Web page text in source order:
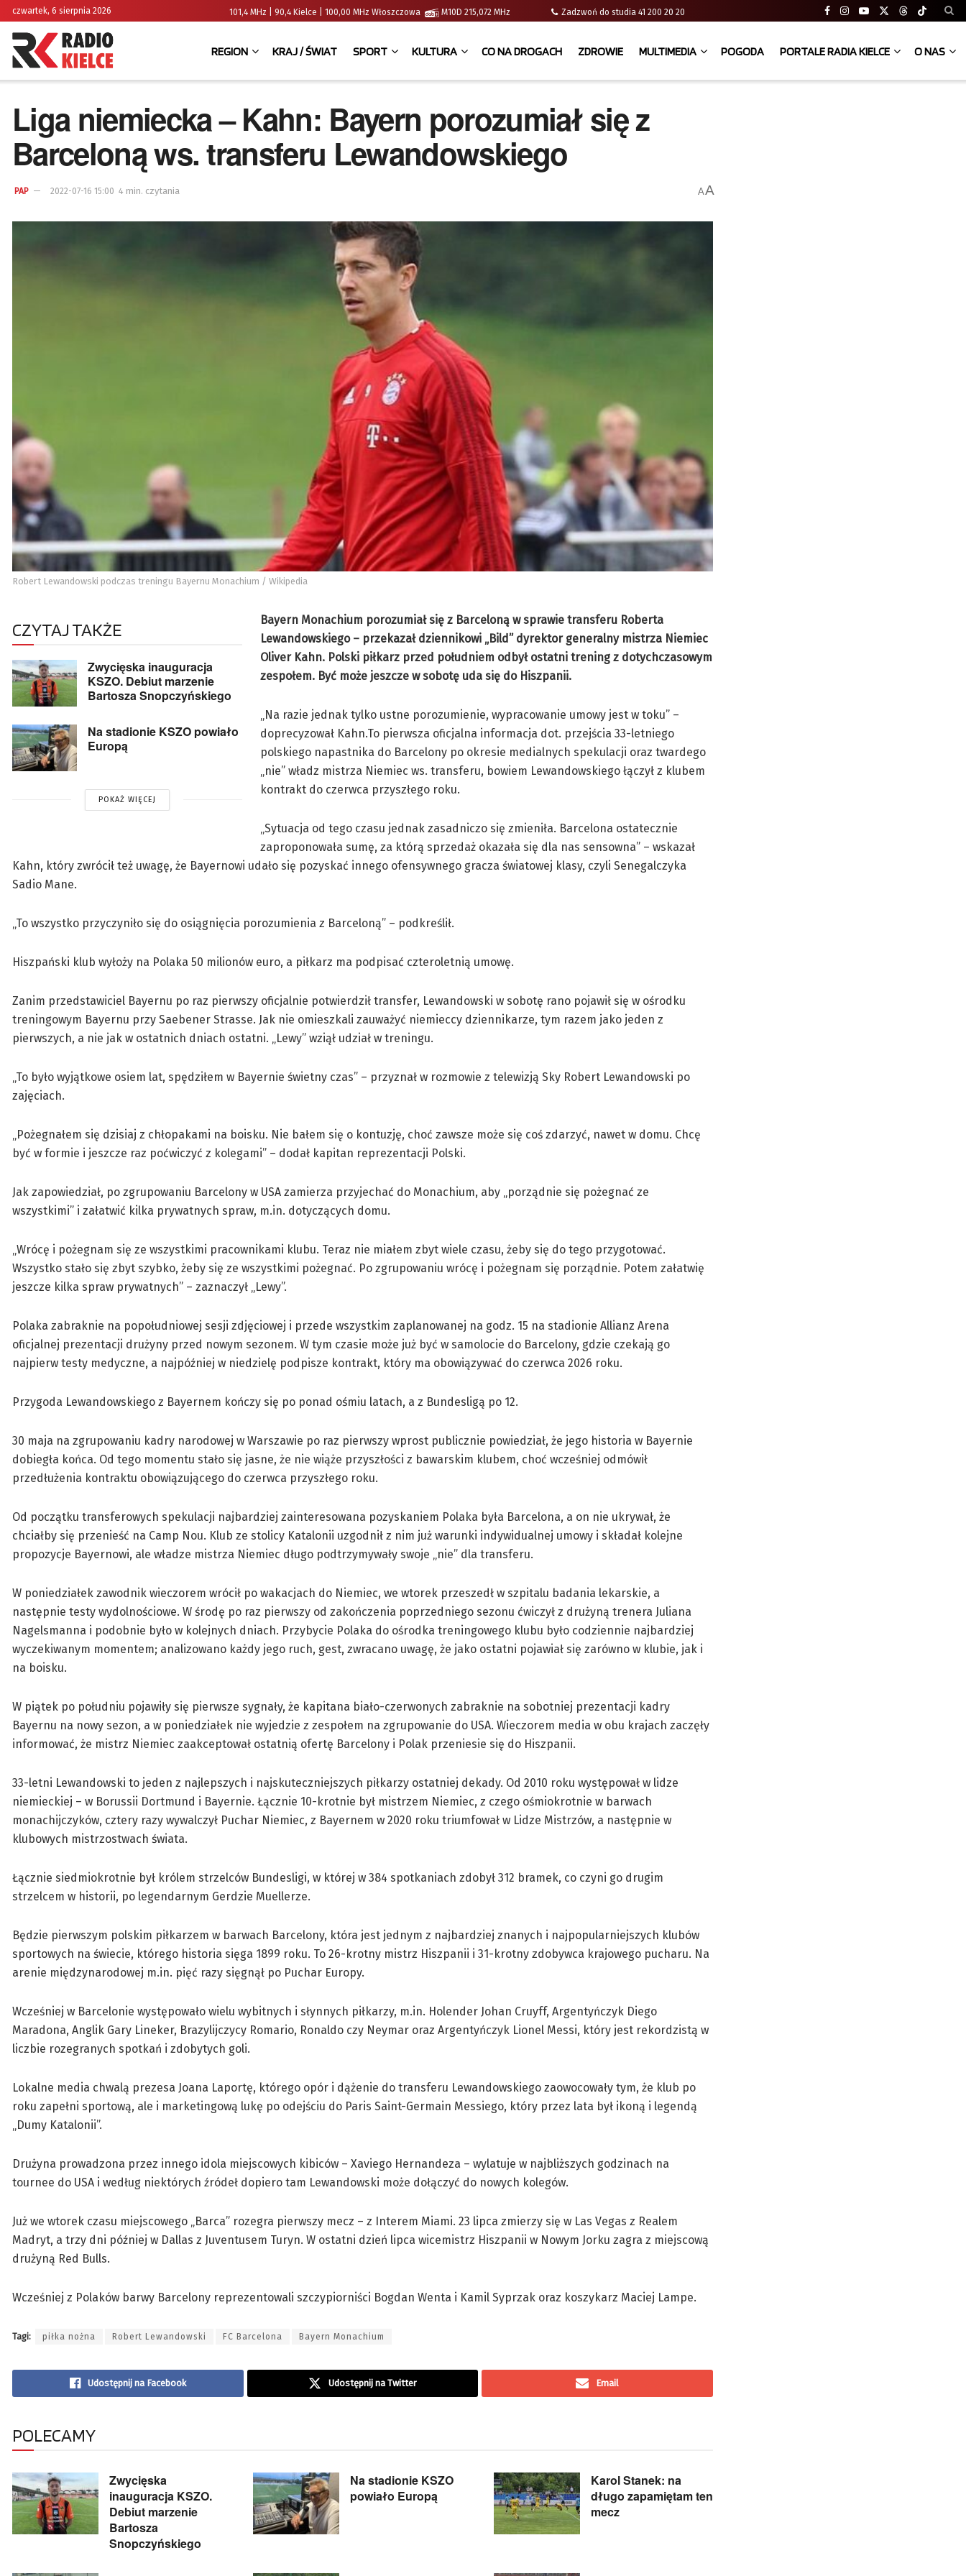
czwartek, 6 sierpnia 2026 101,4 MHz | 90,4 Kielce | 100,00 MHz Włoszczowa M10D 215,072 MHz Zadzwoń do studia 41 200 20 20
REGION KRAJ / ŚWIAT SPORT KULTURA CO NA DROGACH ZDROWIE MULTIMEDIA POGODA PORTALE RADIA KIELCE O NAS
Liga niemiecka – Kahn: Bayern porozumiał się z
Barceloną ws. transferu Lewandowskiego
PAP 2022-07-16 15:00 4 min. czytania AA
Robert Lewandowski podczas treningu Bayernu Monachium / Wikipedia
CZYTAJ TAKŻE
Zwycięska inauguracja
KSZO. Debiut marzenie
Bartosza Snopczyńskiego
Na stadionie KSZO powiało
Europą
POKAŻ WIĘCEJ
Bayern Monachium porozumiał się z Barceloną w sprawie transferu Roberta
Lewandowskiego – przekazał dziennikowi „Bild” dyrektor generalny mistrza Niemiec
Oliver Kahn. Polski piłkarz przed południem odbył ostatni trening z dotychczasowym
zespołem. Być może jeszcze w sobotę uda się do Hiszpanii.
„Na razie jednak tylko ustne porozumienie, wypracowanie umowy jest w toku” –
doprecyzował Kahn.To pierwsza oficjalna informacja dot. przejścia 33-letniego
polskiego napastnika do Barcelony po okresie medialnych spekulacji oraz twardego
„nie” władz mistrza Niemiec ws. transferu, bowiem Lewandowskiego łączył z klubem
kontrakt do czerwca przyszłego roku.
„Sytuacja od tego czasu jednak zasadniczo się zmieniła. Barcelona ostatecznie
zaproponowała sumę, za którą sprzedaż okazała się dla nas sensowna” – wskazał
Kahn, który zwrócił też uwagę, że Bayernowi udało się pozyskać innego ofensywnego gracza światowej klasy, czyli Senegalczyka
Sadio Mane.
„To wszystko przyczyniło się do osiągnięcia porozumienia z Barceloną” – podkreślił.
Hiszpański klub wyłoży na Polaka 50 milionów euro, a piłkarz ma podpisać czteroletnią umowę.
Zanim przedstawiciel Bayernu po raz pierwszy oficjalnie potwierdził transfer, Lewandowski w sobotę rano pojawił się w ośrodku
treningowym Bayernu przy Saebener Strasse. Jak nie omieszkali zauważyć niemieccy dziennikarze, tym razem jako jeden z
pierwszych, a nie jak w ostatnich dniach ostatni. „Lewy” wziął udział w treningu.
„To było wyjątkowe osiem lat, spędziłem w Bayernie świetny czas” – przyznał w rozmowie z telewizją Sky Robert Lewandowski po
zajęciach.
„Pożegnałem się dzisiaj z chłopakami na boisku. Nie bałem się o kontuzję, choć zawsze może się coś zdarzyć, nawet w domu. Chcę
być w formie i jeszcze raz poćwiczyć z kolegami” – dodał kapitan reprezentacji Polski.
Jak zapowiedział, po zgrupowaniu Barcelony w USA zamierza przyjechać do Monachium, aby „porządnie się pożegnać ze
wszystkimi” i załatwić kilka prywatnych spraw, m.in. dotyczących domu.
„Wrócę i pożegnam się ze wszystkimi pracownikami klubu. Teraz nie miałem zbyt wiele czasu, żeby się do tego przygotować.
Wszystko stało się zbyt szybko, żeby się ze wszystkimi pożegnać. Po zgrupowaniu wrócę i pożegnam się porządnie. Potem załatwię
jeszcze kilka spraw prywatnych” – zaznaczył „Lewy”.
Polaka zabraknie na popołudniowej sesji zdjęciowej i przede wszystkim zaplanowanej na godz. 15 na stadionie Allianz Arena
oficjalnej prezentacji drużyny przed nowym sezonem. W tym czasie może już być w samolocie do Barcelony, gdzie czekają go
najpierw testy medyczne, a najpóźniej w niedzielę podpisze kontrakt, który ma obowiązywać do czerwca 2026 roku.
Przygoda Lewandowskiego z Bayernem kończy się po ponad ośmiu latach, a z Bundesligą po 12.
30 maja na zgrupowaniu kadry narodowej w Warszawie po raz pierwszy wprost publicznie powiedział, że jego historia w Bayernie
dobiegła końca. Od tego momentu stało się jasne, że nie wiąże przyszłości z bawarskim klubem, choć wcześniej odmówił
przedłużenia kontraktu obowiązującego do czerwca przyszłego roku.
Od początku transferowych spekulacji najbardziej zainteresowana pozyskaniem Polaka była Barcelona, a on nie ukrywał, że
chciałby się przenieść na Camp Nou. Klub ze stolicy Katalonii uzgodnił z nim już warunki indywidualnej umowy i składał kolejne
propozycje Bayernowi, ale władze mistrza Niemiec długo podtrzymywały swoje „nie” dla transferu.
W poniedziałek zawodnik wieczorem wrócił po wakacjach do Niemiec, we wtorek przeszedł w szpitalu badania lekarskie, a
następnie testy wydolnościowe. W środę po raz pierwszy od zakończenia poprzedniego sezonu ćwiczył z drużyną trenera Juliana
Nagelsmanna i podobnie było w kolejnych dniach. Przybycie Polaka do ośrodka treningowego klubu było codziennie najbardziej
wyczekiwanym momentem; analizowano każdy jego ruch, gest, zwracano uwagę, że jako ostatni pojawiał się zarówno w klubie, jak i
na boisku.
W piątek po południu pojawiły się pierwsze sygnały, że kapitana biało-czerwonych zabraknie na sobotniej prezentacji kadry
Bayernu na nowy sezon, a w poniedziałek nie wyjedzie z zespołem na zgrupowanie do USA. Wieczorem media w obu krajach zaczęły
informować, że mistrz Niemiec zaakceptował ostatnią ofertę Barcelony i Polak przeniesie się do Hiszpanii.
33-letni Lewandowski to jeden z najlepszych i najskuteczniejszych piłkarzy ostatniej dekady. Od 2010 roku występował w lidze
niemieckiej – w Borussii Dortmund i Bayernie. Łącznie 10-krotnie był mistrzem Niemiec, z czego ośmiokrotnie w barwach
monachijczyków, cztery razy wywalczył Puchar Niemiec, z Bayernem w 2020 roku triumfował w Lidze Mistrzów, a następnie w
klubowych mistrzostwach świata.
Łącznie siedmiokrotnie był królem strzelców Bundesligi, w której w 384 spotkaniach zdobył 312 bramek, co czyni go drugim
strzelcem w historii, po legendarnym Gerdzie Muellerze.
Będzie pierwszym polskim piłkarzem w barwach Barcelony, która jest jednym z najbardziej znanych i najpopularniejszych klubów
sportowych na świecie, którego historia sięga 1899 roku. To 26-krotny mistrz Hiszpanii i 31-krotny zdobywca krajowego pucharu. Na
arenie międzynarodowej m.in. pięć razy sięgnął po Puchar Europy.
Wcześniej w Barcelonie występowało wielu wybitnych i słynnych piłkarzy, m.in. Holender Johan Cruyff, Argentyńczyk Diego
Maradona, Anglik Gary Lineker, Brazylijczycy Romario, Ronaldo czy Neymar oraz Argentyńczyk Lionel Messi, który jest rekordzistą w
liczbie rozegranych spotkań i zdobytych goli.
Lokalne media chwalą prezesa Joana Laportę, którego opór i dążenie do transferu Lewandowskiego zaowocowały tym, że klub po
roku zapełni sportową, ale i marketingową lukę po odejściu do Paris Saint-Germain Messiego, który przez lata był ikoną i legendą
„Dumy Katalonii”.
Drużyna prowadzona przez innego idola miejscowych kibiców – Xaviego Hernandeza – wylatuje w najbliższych godzinach na
tournee do USA i według niektórych źródeł dopiero tam Lewandowski może dołączyć do nowych kolegów.
Już we wtorek czasu miejscowego „Barca” rozegra pierwszy mecz – z Interem Miami. 23 lipca zmierzy się w Las Vegas z Realem
Madryt, a trzy dni później w Dallas z Juventusem Turyn. W ostatni dzień lipca wicemistrz Hiszpanii w Nowym Jorku zagra z miejscową
drużyną Red Bulls.
Wcześniej z Polaków barwy Barcelony reprezentowali szczypiorniści Bogdan Wenta i Kamil Syprzak oraz koszykarz Maciej Lampe.
Tagi: piłka nożna Robert Lewandowski FC Barcelona Bayern Monachium
Udostępnij na Facebook Udostępnij na Twitter Email
POLECAMY
Zwycięska
inauguracja KSZO.
Debiut marzenie
Bartosza
Snopczyńskiego
Na stadionie KSZO
powiało Europą
Karol Stanek: na
długo zapamiętam ten
mecz